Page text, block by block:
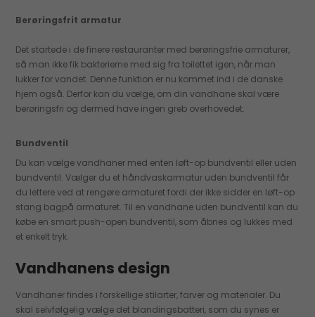
Berøringsfrit armatur
Det startede i de finere restauranter med berøringsfrie armaturer,
så man ikke fik bakterierne med sig fra toilettet igen, når man
lukker for vandet. Denne funktion er nu kommet ind i de danske
hjem også. Derfor kan du vælge, om din vandhane skal være
berøringsfri og dermed have ingen greb overhovedet.
Bundventil
Du kan vælge vandhaner med enten løft-op bundventil eller uden
bundventil. Vælger du et håndvaskarmatur uden bundventil får
du lettere ved at rengøre armaturet fordi der ikke sidder en løft-op
stang bagpå armaturet. Til en vandhane uden bundventil kan du
købe en smart push-open bundventil, som åbnes og lukkes med
et enkelt tryk.
Vandhanens design
Vandhaner findes i forskellige stilarter, farver og materialer. Du
skal selvfølgelig vælge det blandingsbatteri, som du synes er